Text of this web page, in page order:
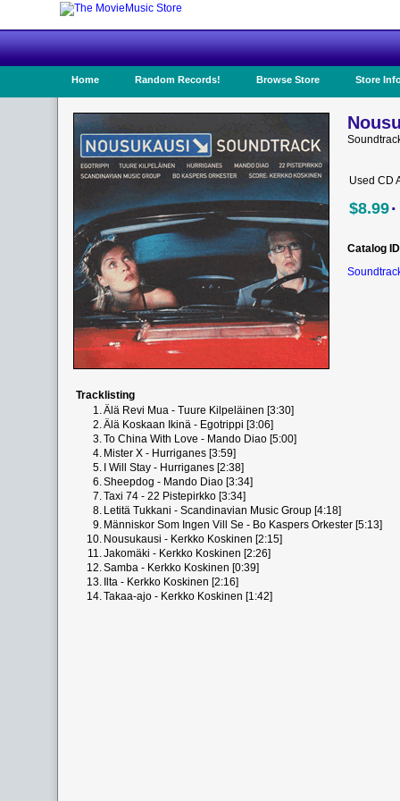
Home Random Records! Browse Store Store
Used CD
$8.99·
Catalog ID
Tracklisting
1.Älä Revi Mua - Tuure Kilpeläinen [3:30]
2.Älä Koskaan Ikinä - Egotrippi [3:06]
3.To China With Love - Mando Diao [5:00]
4. Mister X - Hurriganes [3:59]
5. I Will Stay - Hurriganes [2:38]
6.Sheepdog - Mando Diao [3:34]
7.Taxi 74 - 22 Pistepirkko [3:34]
8. Letitä Tukkani - Scandinavian Music Group [4:18]
9. Människor Som Ingen Vill Se - Bo Kaspers Orkester [5:13]
10. Nousukausi - Kerkko Koskinen [2:15]
11.Jakomäki - Kerkko Koskinen [2:26]
12.Samba - Kerkko Koskinen [0:39]
13. Ilta - Kerkko Koskinen [2:16]
14.Takaa-ajo - Kerkko Koskinen [1:42]